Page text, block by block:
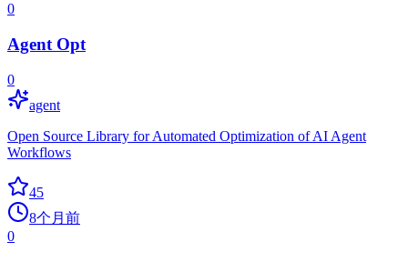
0
Agent Opt
0
agent
Open Source Library for Automated Optimization of AI Agent
Workflows
45
8个月前
0